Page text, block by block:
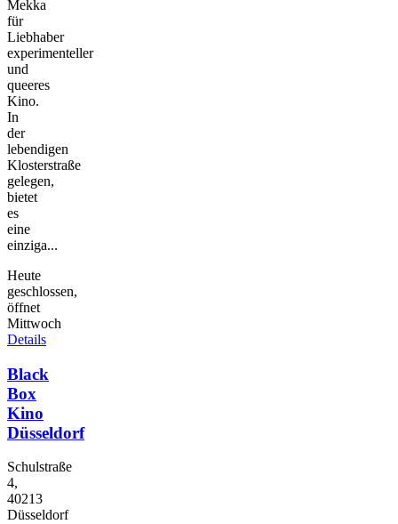
Mekka
für
Liebhaber
experimenteller
und
queeres
Kino.
In
der
lebendigen
Klosterstraße
gelegen,
bietet
es
eine
einziga...
Heute
geschlossen,
öffnet
Mittwoch
Details
Black
Box
Kino
Düsseldorf
Schulstraße
4,
40213
Düsseldorf